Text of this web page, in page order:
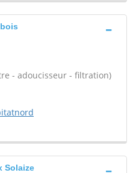
- adoucisseur - filtration)
Solaize